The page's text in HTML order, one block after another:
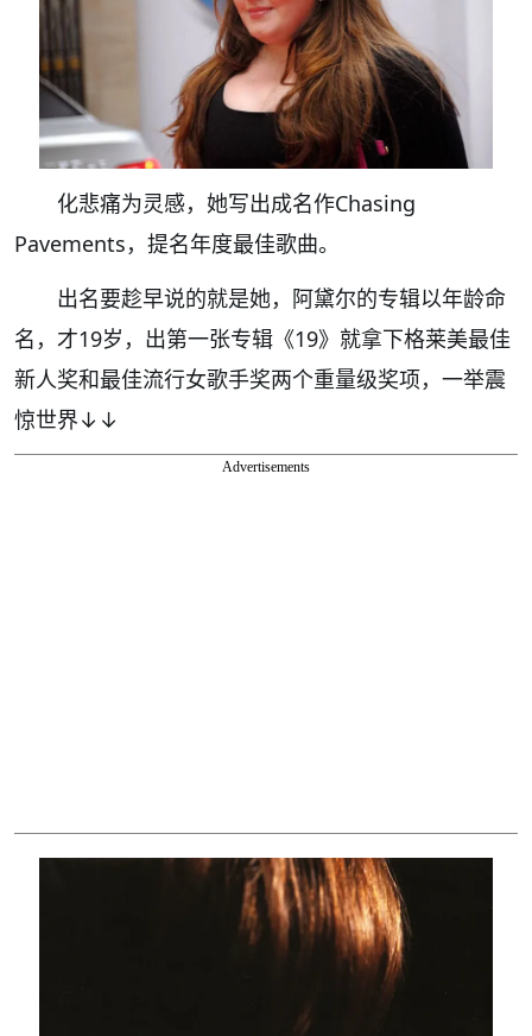
化悲痛为灵感，她写出成名作Chasing
Pavements，提名年度最佳歌曲。
出名要趁早说的就是她，阿黛尔的专辑以年龄命
名，才19岁，出第一张专辑《19》就拿下格莱美最佳
新人奖和最佳流行女歌手奖两个重量级奖项，一举震
惊世界↓↓
Advertisements